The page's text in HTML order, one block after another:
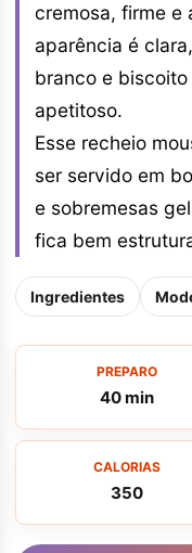
cremosa, firme e
aparência é
branco e
apetitoso.
Esse recheio
ser servido em
e sobremesas
fica bem
Ingredientes
PREPARO
40 min
CALORIAS
350